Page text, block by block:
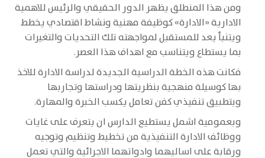
ومن هذا المنطلق يظهر الدور الحقيقي والرئيس للاهمية
الادارية «الادارة» كوظيفة مهنية ونشاط اقتصادي يخطط
ويتنبأ يعد للمستقبل لمواجهته تلك التحديات والتغيرات
بما يستطاع ويتناسب مع اهداف هذا العصر.
فكانت هذه الخطة الدراسية الجديدة لدراسة الادارة للاخذ
بها كوسيلة منهجية بنظريتها ودراستها وتجاربها
وبتطبيق تنفيذي كفن تعامل يكسب الخبرة والمهارة.
وبعمومية اشمل يستطيع الدارس ان يتعرف على غايات
ووظائف الادارة التنفيذية من تخطيط وتنظيم وتوجيه
ورقابة على اساليهما وادواتهما الاجرائية والتي تعمل